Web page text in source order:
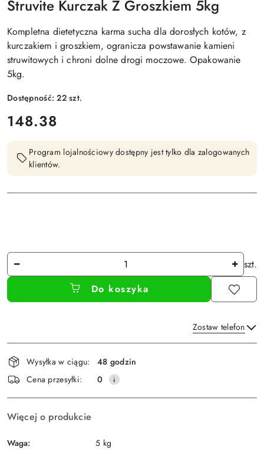
Struvite Kurczak Z Groszkiem 5kg
Kompletna dietetyczna karma sucha dla dorosłych kotów, z
kurczakiem i groszkiem, ogranicza powstawanie kamieni
struwitowych i chroni dolne drogi moczowe. Opakowanie
5kg.
Dostępność:22szt.
cena:
148.38
Program lojalnościowy dostępny jest tylko dla zalogowanych
klientów.
Ilość
szt.
Do koszyka
Zostaw telefon
Wyślij
Dostępność
i
dostawa
Wysyłka w ciągu:
48 godzin
Cena przesyłki:
0
Więcej o produkcie
Waga: 5 kg